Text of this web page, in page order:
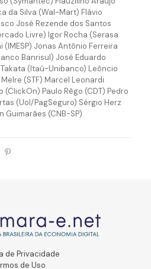
da Silva (Wal-Mart) Flávio
José Rezende dos Santos
Livre) Igor Rocha (Serasa
(IMESP) Jonas Antônio Ferreira
Banrisul) José Eduardo
(Itaú-Unibanco) Leôncio
(STF) Marcel Leonardi
Paulo Rêgo (CDT) Pedro
(Uol/PagSeguro) Sérgio Herz
Guimarães (CNB-SP)
de Privacidade
de Uso